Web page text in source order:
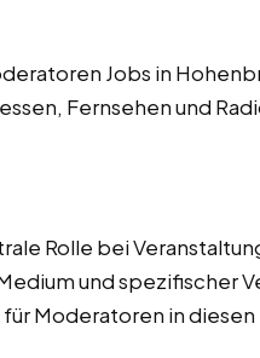
Jobs in
Fernsehen und
Rolle bei
und spezifischer
Moderatoren in